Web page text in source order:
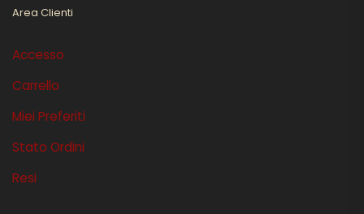
Area Clienti
Accesso
Carrello
Miei Preferiti
Stato Ordini
Resi